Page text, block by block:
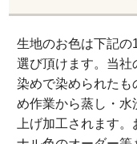
生地のお色は下記の
選び頂けます。当
染めで染められたも
め作業から蒸し・
上げ加工されます。